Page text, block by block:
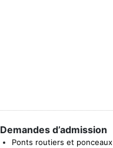
Demandes d’admission
Ponts routiers et ponceaux